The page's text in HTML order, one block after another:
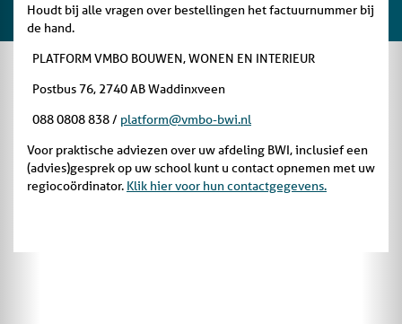
Houdt bij alle vragen over bestellingen het factuurnummer bij
de hand.
PLATFORM VMBO BOUWEN, WONEN EN INTERIEUR
Postbus 76, 2740 AB Waddinxveen
088 0808 838 / platform@vmbo-bwi.nl
Voor praktische adviezen over uw afdeling BWI, inclusief een
(advies)gesprek op uw school kunt u contact opnemen met uw
regiocoördinator. Klik hier voor hun contactgegevens.